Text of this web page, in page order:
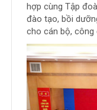
hợp cùng Tập
đào tạo, bồi
cho cán bộ, công